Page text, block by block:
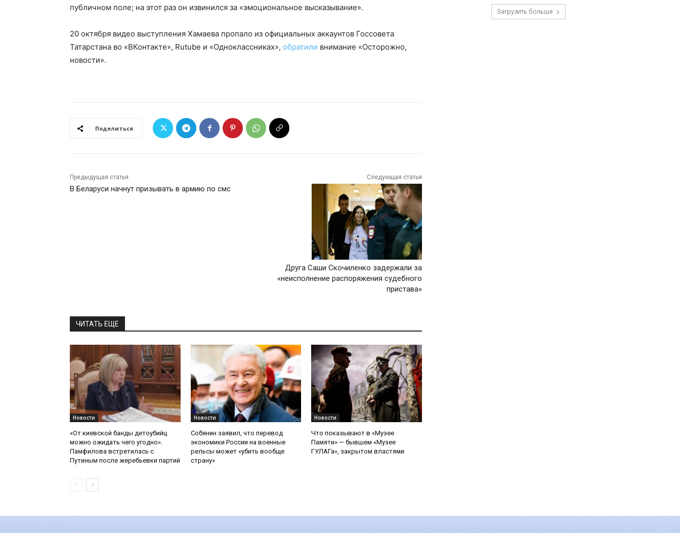
публичном поле; на этот раз он извинился за «эмоциональное высказывание».
20 октября видео выступления Хамаева пропало из официальных аккаунтов Госсовета
Татарстана во «ВКонтакте», Rutube и «Одноклассниках», обратили внимание «Осторожно,
новости».
Поделиться
Предыдущая статья
В Беларуси начнут призывать в армию по смс
Следующая статья
Друга Саши Скочиленко задержали за
«неисполнение распоряжения судебного
пристава»
ЧИТАТЬ ЕЩЕ
Новости
«От киевской банды детоубийц
можно ожидать чего угодно».
Памфилова встретилась с
Путиным после жеребьевки партий
Новости
Собянин заявил, что перевод
экономики России на военные
рельсы может «убить вообще
страну»
Новости
Что показывают в «Музее
Памяти» — бывшем «Музее
ГУЛАГа», закрытом властями
Загрузить больше